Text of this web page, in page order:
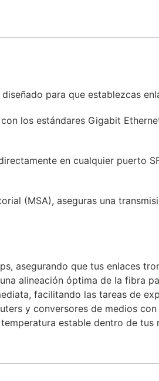
para que establezcas
los estándares Gigabit
en cualquier puerto
(MSA), aseguras una
asegurando que tus enlaces
alineación óptima de la fibra
facilitando las tareas de
y conversores de medios con
estable dentro de